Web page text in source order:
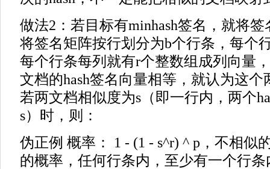
做法2：若目标有minhash签名，就将
将签名矩阵按行划分为b个行条，每个
每个行条每列就有r个整数组成列向量
文档的hash签名向量相等，就认为这个
若两文档相似度为s（即一行内，两个
s）时，则：
伪正例 概率： 1 - (1 - s^r) ^ p，不相似
的概率，任何行条内，至少有一个行